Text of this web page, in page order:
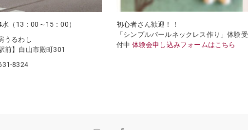
（13：00～15：00）
うるわし
】白山市殿町301
8324
初心者さん歓迎！！
「シンプルパールネックレス作り」体験受
付中 体験会申し込みフォームはこちら